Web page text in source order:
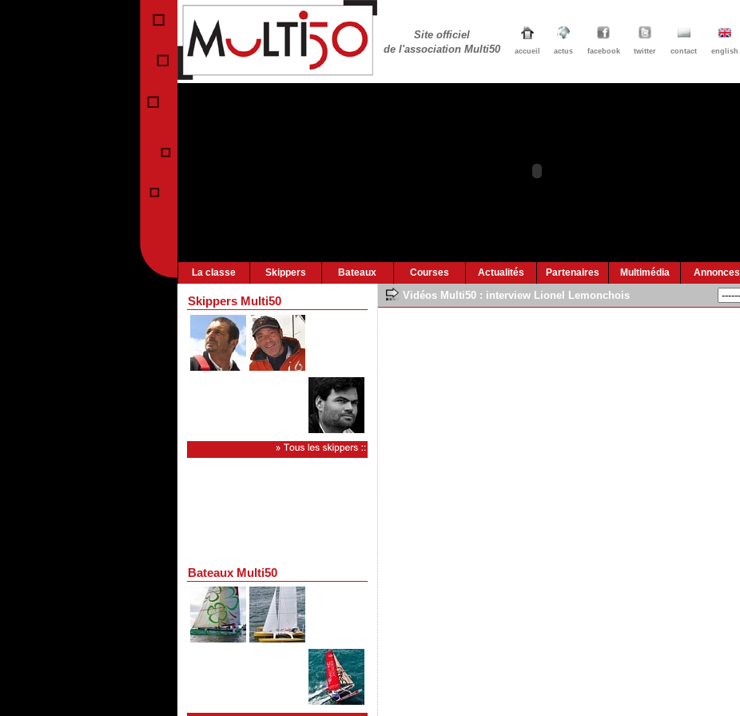
Site officiel
de l'association Multi50
accueil actus facebook twitter contact english
La classe Skippers Bateaux Courses Actualités Partenaires Multimédia Annonces
Skippers Multi50
Bateaux Multi50
Vidéos Multi50 : interview Lionel Lemonchois